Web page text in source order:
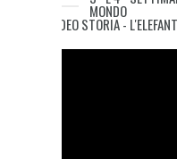
MONDO
VIDEO STORIA -